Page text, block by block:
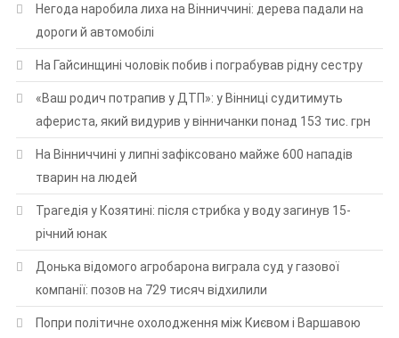
Негода наробила лиха на Вінниччині: дерева падали на
дороги й автомобілі
На Гайсинщині чоловік побив і пограбував рідну сестру
«Ваш родич потрапив у ДТП»: у Вінниці судитимуть
афериста, який видурив у вінничанки понад 153 тис. грн
На Вінниччині у липні зафіксовано майже 600 нападів
тварин на людей
Трагедія у Козятині: після стрибка у воду загинув 15-
річний юнак
Донька відомого агробарона виграла суд у газової
компанії: позов на 729 тисяч відхилили
Попри політичне охолодження між Києвом і Варшавою